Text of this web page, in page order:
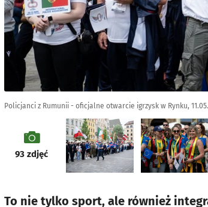
Policjanci z Rumunii - oficjalne otwarcie igrzysk w Rynku,
galeria
93 zdjęć
To nie tylko sport, ale również